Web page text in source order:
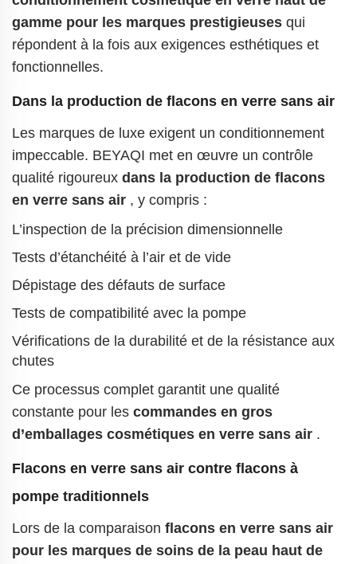
gamme pour les marques prestigieuses qui
répondent à la fois aux exigences esthétiques et
fonctionnelles.
Dans la production de flacons en verre sans air
Les marques de luxe exigent un conditionnement
impeccable. BEYAQI met en œuvre un contrôle
qualité rigoureux dans la production de flacons
en verre sans air , y compris :
L’inspection de la précision dimensionnelle
Tests d’étanchéité à l’air et de vide
Dépistage des défauts de surface
Tests de compatibilité avec la pompe
Vérifications de la durabilité et de la résistance aux
chutes
Ce processus complet garantit une qualité
constante pour les commandes en gros
d’emballages cosmétiques en verre sans air .
Flacons en verre sans air contre flacons à
pompe traditionnels
Lors de la comparaison flacons en verre sans air
pour les marques de soins de la peau haut de